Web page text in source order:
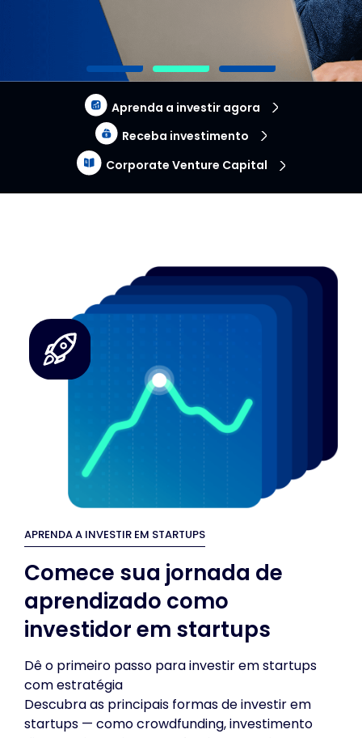
Aprenda a investir agora
Receba investimento
Corporate Venture Capital
APRENDA A INVESTIR EM STARTUPS
Comece sua jornada de
aprendizado como
investidor em startups
Dê o primeiro passo para investir em startups
com estratégia
Descubra as principais formas de investir em
startups — como crowdfunding, investimento